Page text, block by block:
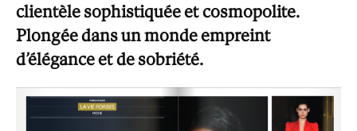
clientèle sophistiquée et cosmopolite.
Plongée dans un monde empreint
d’élégance et de sobriété.